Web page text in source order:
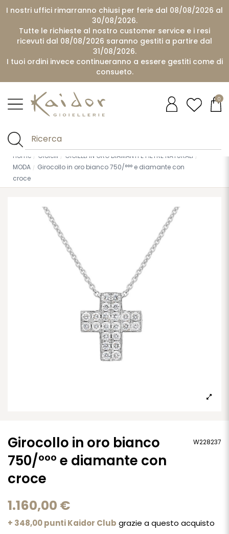
I nostri uffici rimarranno chiusi per ferie dal 08/08/2026 al
30/08/2026.
Tutte le richieste al nostro customer service e i resi
ricevuti dal 08/08/2026 saranno gestiti a partire dal
31/08/2026.
I tuoi ordini invece continueranno a essere gestiti come di
consueto.
0
Home Gioielli
GIOIELLI IN ORO DIAMANTI E PIETRE NATURALI
MODA
Girocollo in oro bianco 750/°°° e diamante con
croce
Girocollo in oro bianco
750/°°° e diamante con
croce
W228237
1.160,00 €
+ 348,00 punti Kaidor Club grazie a questo acquisto